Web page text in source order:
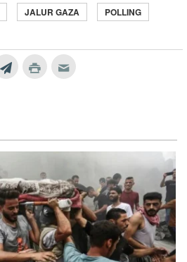
JALUR GAZA POLLING